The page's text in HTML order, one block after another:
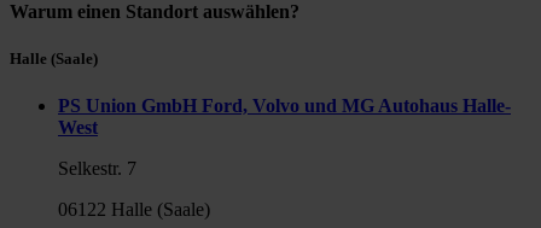
Warum einen Standort auswählen?
Halle (Saale)
PS Union GmbH Ford, Volvo und MG Autohaus Halle-
West
Selkestr. 7
06122 Halle (Saale)